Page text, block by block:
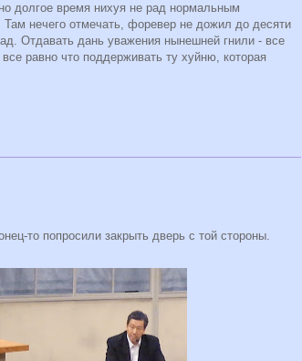
долгое время нихуя не рад нормальным
нечего отмечать, форевер не дожил до десяти
Отдавать дань уважения нынешней гнили - все
равно что поддерживать ту хуйню, которая
то попросили закрыть дверь с той стороны.